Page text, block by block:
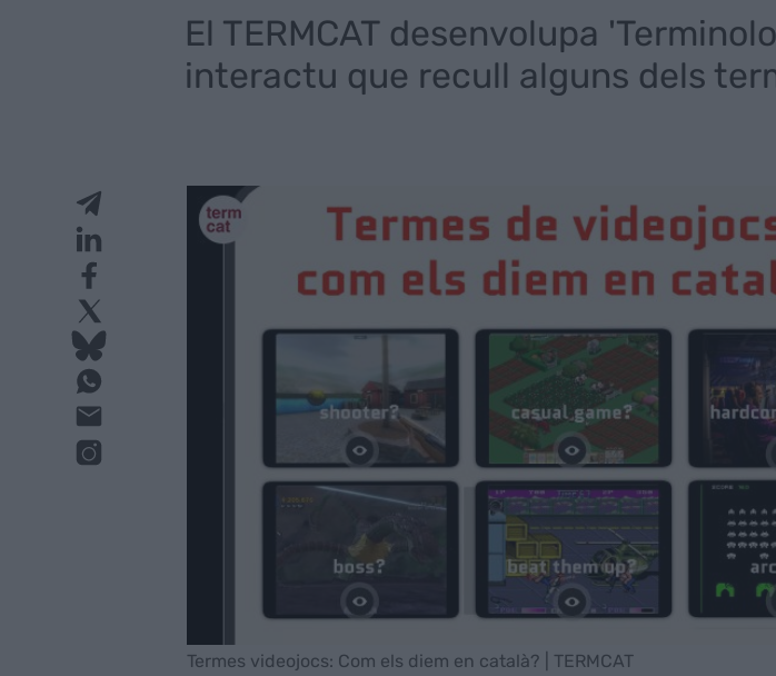
El TERMCAT desenvolupa
interactu que recull alguns dels
Termes videojocs: Com els diem en català? | TERMCAT